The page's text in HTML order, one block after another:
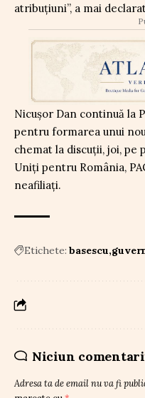
atribuțiuni”, a mai
Nicușor Dan continuă la
pentru formarea unui
chemat la discuții, joi,
Uniți pentru România,
neafiliați.
Etichete: basescu
Niciun
Adresa ta de email nu va fi